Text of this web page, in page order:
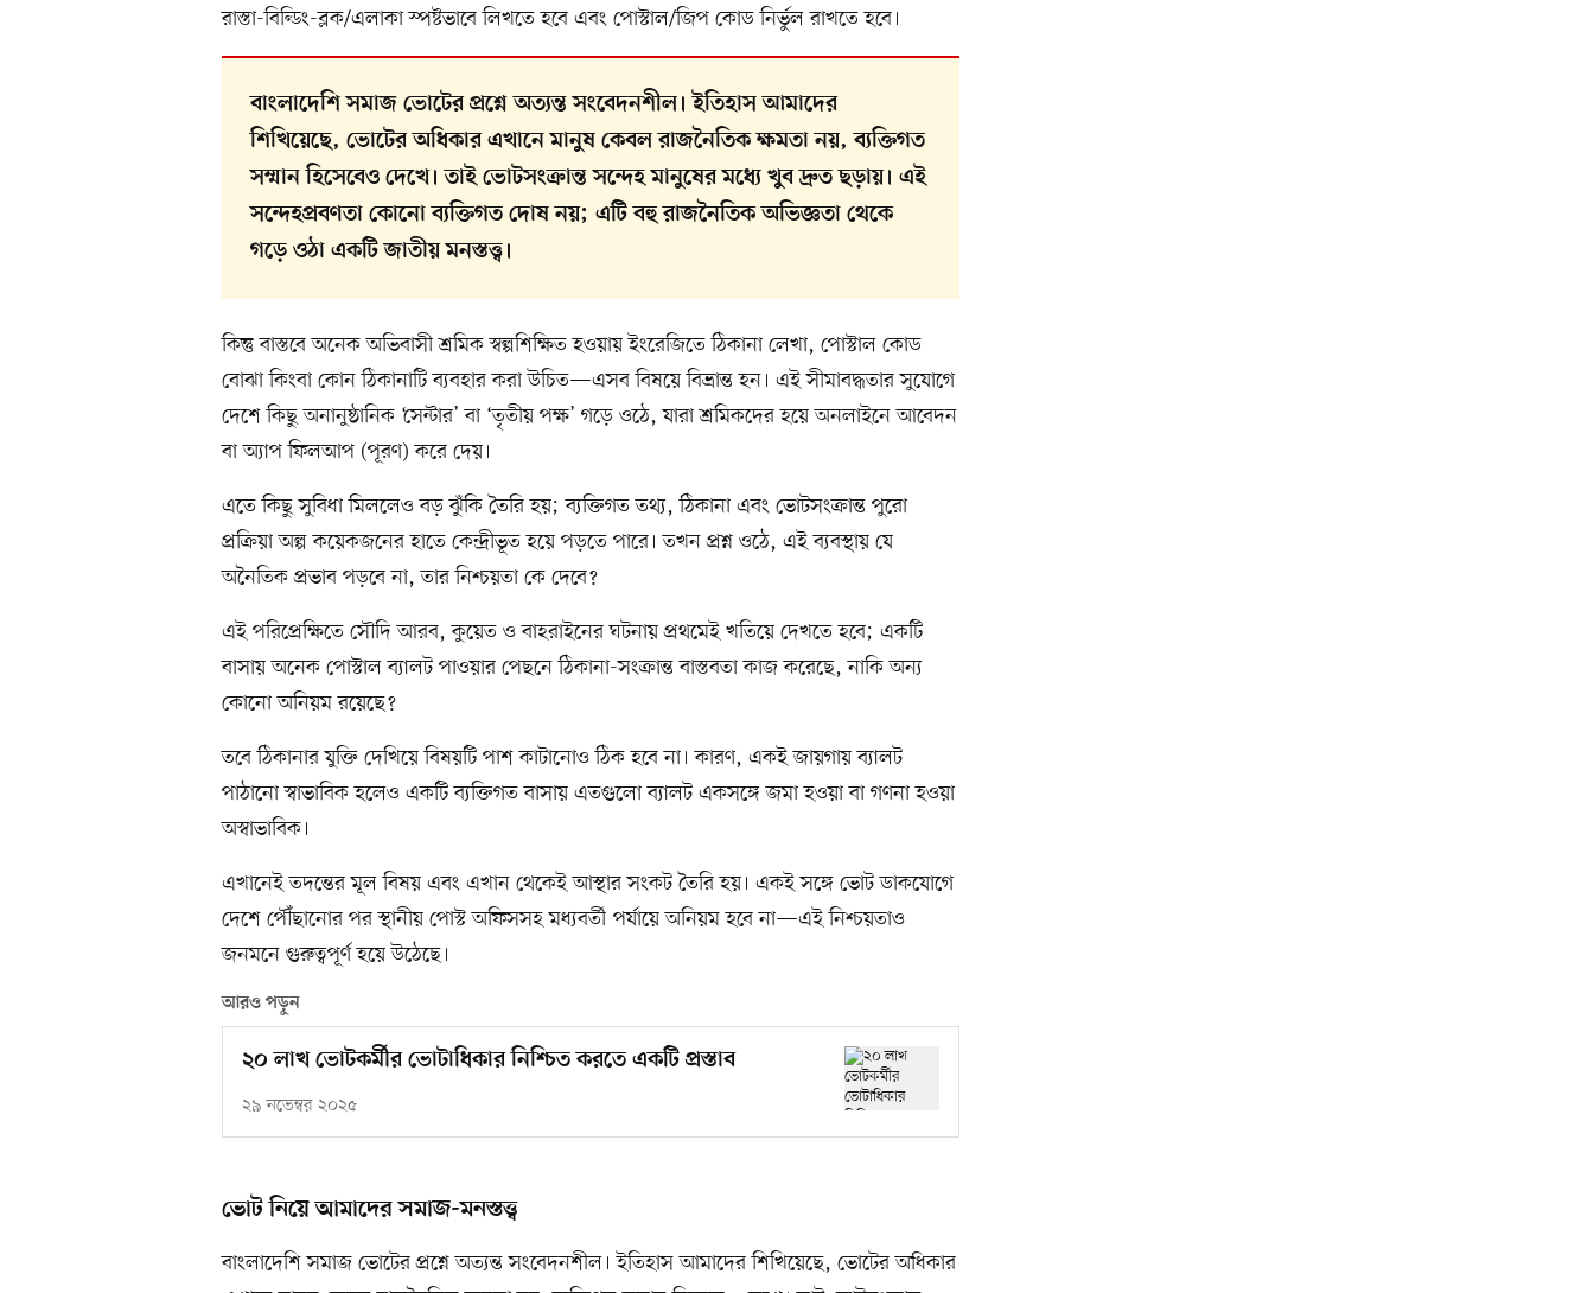
রাস্তা-বিল্ডিং-ব্লক/এলাকা স্পষ্টভাবে লিখতে হবে এবং পোস্টাল/জিপ কোড নির্ভুল রাখতে হবে।
বাংলাদেশি সমাজ ভোটের প্রশ্নে অত্যন্ত সংবেদনশীল। ইতিহাস আমাদের
শিখিয়েছে, ভোটের অধিকার এখানে মানুষ কেবল রাজনৈতিক ক্ষমতা নয়, ব্যক্তিগত
সম্মান হিসেবেও দেখে। তাই ভোটসংক্রান্ত সন্দেহ মানুষের মধ্যে খুব দ্রুত ছড়ায়। এই
সন্দেহপ্রবণতা কোনো ব্যক্তিগত দোষ নয়; এটি বহু রাজনৈতিক অভিজ্ঞতা থেকে
গড়ে ওঠা একটি জাতীয় মনস্তত্ত্ব।
কিন্তু বাস্তবে অনেক অভিবাসী শ্রমিক স্বল্পশিক্ষিত হওয়ায় ইংরেজিতে ঠিকানা লেখা, পোস্টাল কোড
বোঝা কিংবা কোন ঠিকানাটি ব্যবহার করা উচিত—এসব বিষয়ে বিভ্রান্ত হন। এই সীমাবদ্ধতার সুযোগে
দেশে কিছু অনানুষ্ঠানিক ‘সেন্টার’ বা ‘তৃতীয় পক্ষ’ গড়ে ওঠে, যারা শ্রমিকদের হয়ে অনলাইনে আবেদন
বা অ্যাপ ফিলআপ (পূরণ) করে দেয়।
এতে কিছু সুবিধা মিললেও বড় ঝুঁকি তৈরি হয়; ব্যক্তিগত তথ্য, ঠিকানা এবং ভোটসংক্রান্ত পুরো
প্রক্রিয়া অল্প কয়েকজনের হাতে কেন্দ্রীভূত হয়ে পড়তে পারে। তখন প্রশ্ন ওঠে, এই ব্যবস্থায় যে
অনৈতিক প্রভাব পড়বে না, তার নিশ্চয়তা কে দেবে?
এই পরিপ্রেক্ষিতে সৌদি আরব, কুয়েত ও বাহরাইনের ঘটনায় প্রথমেই খতিয়ে দেখতে হবে; একটি
বাসায় অনেক পোস্টাল ব্যালট পাওয়ার পেছনে ঠিকানা-সংক্রান্ত বাস্তবতা কাজ করেছে, নাকি অন্য
কোনো অনিয়ম রয়েছে?
তবে ঠিকানার যুক্তি দেখিয়ে বিষয়টি পাশ কাটানোও ঠিক হবে না। কারণ, একই জায়গায় ব্যালট
পাঠানো স্বাভাবিক হলেও একটি ব্যক্তিগত বাসায় এতগুলো ব্যালট একসঙ্গে জমা হওয়া বা গণনা হওয়া
অস্বাভাবিক।
এখানেই তদন্তের মূল বিষয় এবং এখান থেকেই আস্থার সংকট তৈরি হয়। একই সঙ্গে ভোট ডাকযোগে
দেশে পৌঁছানোর পর স্থানীয় পোস্ট অফিসসহ মধ্যবর্তী পর্যায়ে অনিয়ম হবে না—এই নিশ্চয়তাও
জনমনে গুরুত্বপূর্ণ হয়ে উঠেছে।
আরও পড়ুন
২০ লাখ ভোটকর্মীর ভোটাধিকার নিশ্চিত করতে একটি প্রস্তাব
২৯ নভেম্বর ২০২৫
ভোট নিয়ে আমাদের সমাজ-মনস্তত্ত্ব
বাংলাদেশি সমাজ ভোটের প্রশ্নে অত্যন্ত সংবেদনশীল। ইতিহাস আমাদের শিখিয়েছে, ভোটের অধিকার